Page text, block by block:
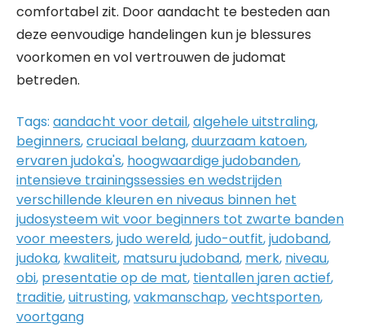
comfortabel zit. Door aandacht te besteden aan
deze eenvoudige handelingen kun je blessures
voorkomen en vol vertrouwen de judomat
betreden.
Tags: aandacht voor detail,algehele uitstraling,
beginners,cruciaal belang,duurzaam katoen,
ervaren judoka's, hoogwaardige judobanden,
intensieve trainingssessies en wedstrijden
verschillende kleuren en niveaus binnen het
judosysteem wit voor beginners tot zwarte banden
voor meesters,judo wereld,judo-outfit,judoband,
judoka, kwaliteit, matsuru judoband, merk, niveau,
obi, presentatie op de mat, tientallen jaren actief,
traditie,uitrusting,vakmanschap,vechtsporten,
voortgang